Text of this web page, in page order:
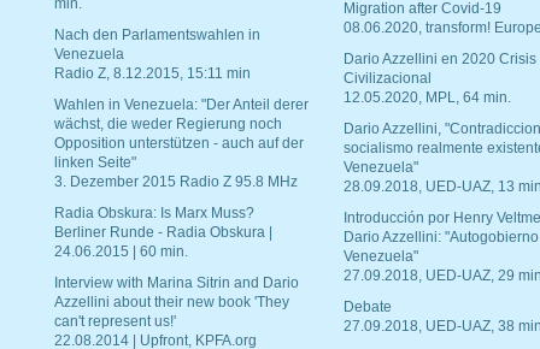
min.
Nach den Parlamentswahlen in
Venezuela
Radio Z, 8.12.2015, 15:11 min
Wahlen in Venezuela: "Der Anteil derer
wächst, die weder Regierung noch
Opposition unterstützen - auch auf der
linken Seite"
3. Dezember 2015 Radio Z 95.8 MHz
Radia Obskura: Is Marx Muss?
Berliner Runde - Radia Obskura |
24.06.2015 | 60 min.
Interview with Marina Sitrin and Dario
Azzellini about their new book 'They
can't represent us!'
22.08.2014 | Upfront, KPFA.org
Migration after Covid-19
08.06.2020, transform!
Dario Azzellini en 2020 Crisis
Civilizacional
12.05.2020, MPL, 64 min.
Dario Azzellini,
socialismo realmente
Venezuela"
28.09.2018, UED-UAZ, 13
Introducción por Henry
Dario Azzellini:
Venezuela"
27.09.2018, UED-UAZ, 29
Debate
27.09.2018, UED-UAZ, 38